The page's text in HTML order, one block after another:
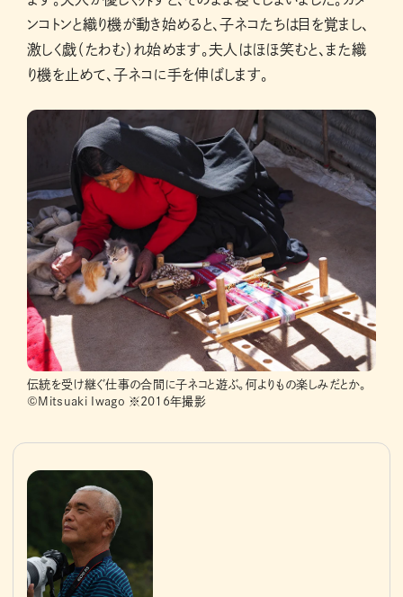
ンコトンと織り機が動き始めると、子ネコたちは目を覚まし、
激しく戯（たわむ）れ始めます。夫人はほほ笑むと、また織
り機を止めて、子ネコに手を伸ばします。
伝統を受け継ぐ仕事の合間に子ネコと遊ぶ。何よりもの楽しみだとか。
©Mitsuaki Iwago ※2016年撮影